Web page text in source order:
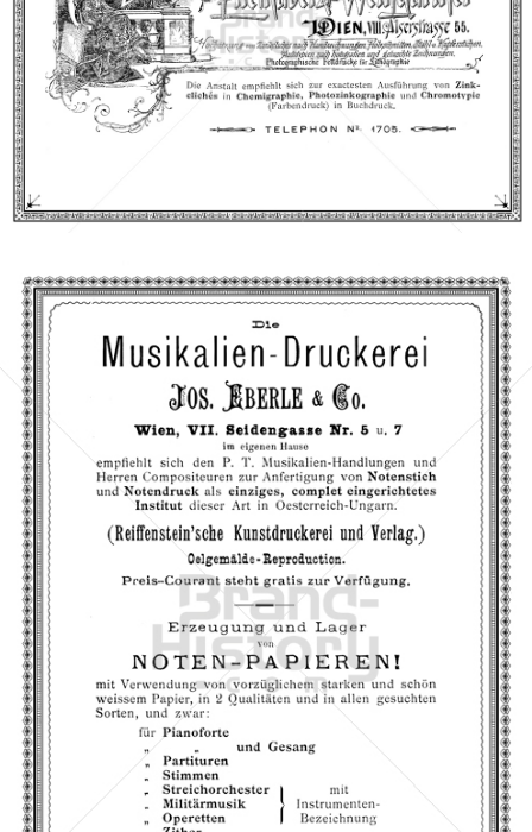
Fitelhuber & Weingartner, WIEN
Fitelhuber & Weingartner, WIEN
1893
Bild-ID: 66699
JOSEF EBERLE & Co., Wien
JOSEF EBERLE & Co., Wien
1893